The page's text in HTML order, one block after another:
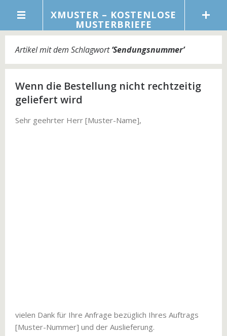
XMUSTER – KOSTENLOSE
MUSTERBRIEFE
Artikel mit dem Schlagwort‘Sendungsnummer’
Wenn die Bestellung nicht rechtzeitig
geliefert wird
Sehr geehrter Herr [Muster-Name],
vielen Dank für Ihre Anfrage bezüglich Ihres Auftrags
[Muster-Nummer] und der Auslieferung.